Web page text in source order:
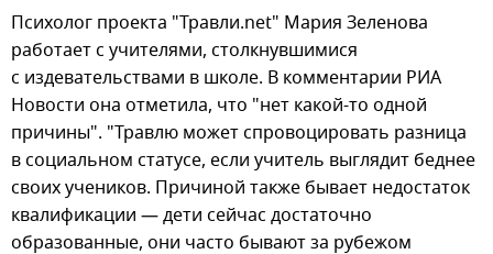
Психолог проекта "Травли.net" Мария Зеленова
работает с учителями, столкнувшимися
с издевательствами в школе. В комментарии РИА
Новости она отметила, что "нет какой-то одной
причины". "Травлю может спровоцировать разница
в социальном статусе, если учитель выглядит беднее
своих учеников. Причиной также бывает недостаток
квалификации — дети сейчас достаточно
образованные, они часто бывают за рубежом